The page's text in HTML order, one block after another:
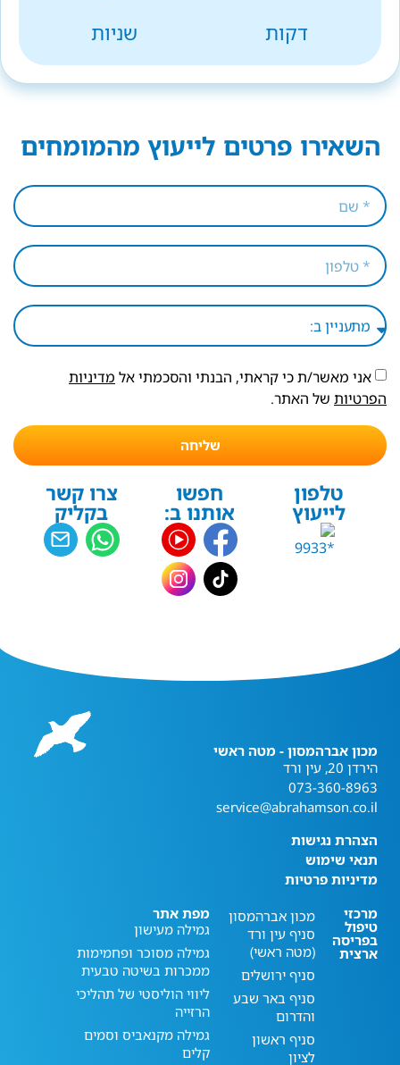
דקות
שניות
השאירו פרטים לייעוץ מהמומחים
אני מאשר/ת כי קראתי, הבנתי והסכמתי אל מדיניות
הפרטיות של האתר.
שליחה
טלפון
לייעוץ
חפשו
אותנו ב:
צרו קשר
בקליק
מכון אברהמסון - מטה ראשי
הירדן 20, עין ורד
073-360-8963
service@abrahamson.co.il
הצהרת נגישות
תנאי שימוש
מדיניות פרטיות
מרכזי
טיפול
בפריסה
ארצית
מכון אברהמסון
סניף עין ורד
(מטה ראשי)
סניף ירושלים
סניף באר שבע
והדרום
סניף ראשון
לציון
מפת אתר
גמילה מעישון
גמילה מסוכר ופחמימות
ממכרות בשיטה טבעית
ליווי הוליסטי של תהליכי
הרזייה
גמילה מקנאביס וסמים
קלים